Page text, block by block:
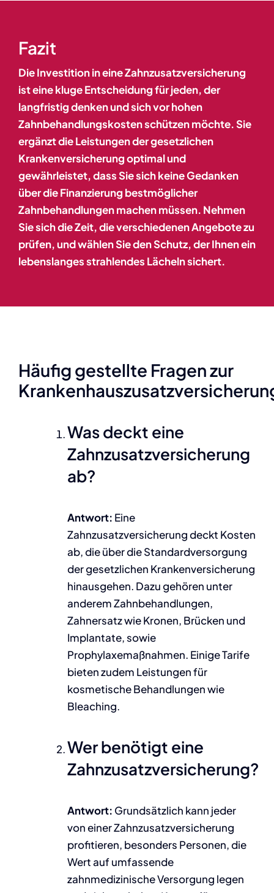
Fazit
Die Investition in eine Zahnzusatzversicherung
ist eine kluge Entscheidung für jeden, der
langfristig denken und sich vor hohen
Zahnbehandlungskosten schützen möchte. Sie
ergänzt die Leistungen der gesetzlichen
Krankenversicherung optimal und
gewährleistet, dass Sie sich keine Gedanken
über die Finanzierung bestmöglicher
Zahnbehandlungen machen müssen. Nehmen
Sie sich die Zeit, die verschiedenen Angebote zu
prüfen, und wählen Sie den Schutz, der Ihnen ein
lebenslanges strahlendes Lächeln sichert.
Häufig gestellte Fragen zur
Was deckt eine
Zahnzusatzversicherung
ab?
Antwort: Eine
Zahnzusatzversicherung deckt Kosten
ab, die über die Standardversorgung
der gesetzlichen Krankenversicherung
hinausgehen. Dazu gehören unter
anderem Zahnbehandlungen,
Zahnersatz wie Kronen, Brücken und
Implantate, sowie
Prophylaxemaßnahmen. Einige Tarife
bieten zudem Leistungen für
kosmetische Behandlungen wie
Bleaching.
Wer benötigt eine
Zahnzusatzversicherung?
Antwort: Grundsätzlich kann jeder
von einer Zahnzusatzversicherung
profitieren, besonders Personen, die
Wert auf umfassende
zahnmedizinische Versorgung legen